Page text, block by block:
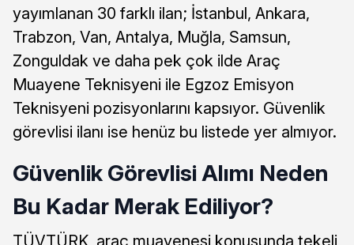
yayımlanan 30 farklı ilan; İstanbul, Ankara,
Trabzon, Van, Antalya, Muğla, Samsun,
Zonguldak ve daha pek çok ilde Araç
Muayene Teknisyeni ile Egzoz Emisyon
Teknisyeni pozisyonlarını kapsıyor. Güvenlik
görevlisi ilanı ise henüz bu listede yer almıyor.
Güvenlik Görevlisi Alımı Neden
Bu Kadar Merak Ediliyor?
TÜVTÜRK, araç muayenesi konusunda tekeli